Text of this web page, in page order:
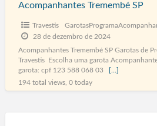
Acompanhantes Tremembé SP
Travestis
28 de dezembro de 2024
Acompanhantes Tremembé SP Garotas de
Travestis Escolha uma garota
garota: cpf 123 588 068 03
[…]
194 total views, 0 today